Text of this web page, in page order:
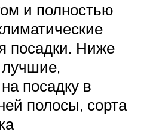
и полностью
посадки. Ниже
посадку в
полосы, сорта